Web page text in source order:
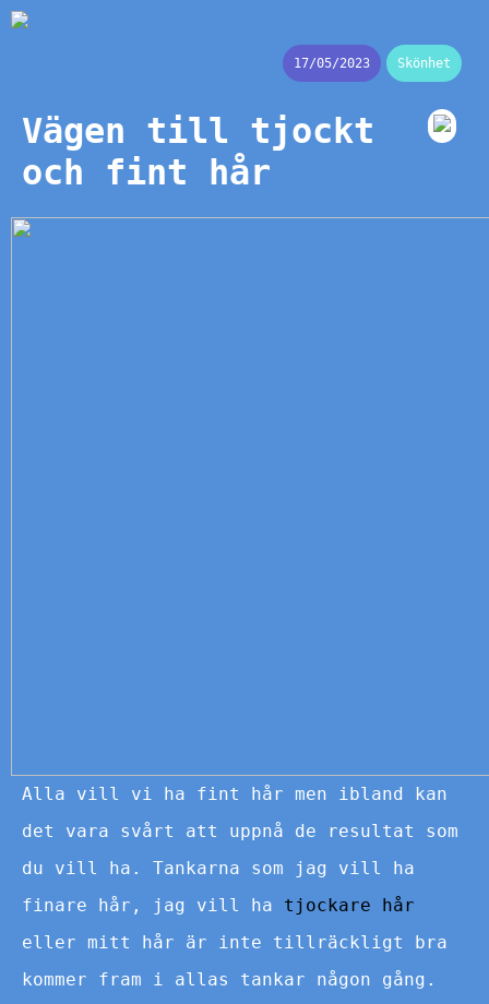
17/05/2023 Skönhet
Vägen till tjockt
och fint hår
Alla vill vi ha fint hår men ibland kan
det vara svårt att uppnå de resultat som
du vill ha. Tankarna som jag vill ha
finare hår, jag vill ha tjockare hår
eller mitt hår är inte tillräckligt bra
kommer fram i allas tankar någon gång.